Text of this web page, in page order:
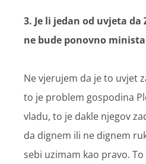
3. Je li jedan od uvjeta
ne bude ponovno
Ne vjerujem da je to uvjet
to je problem gospodina
vladu, to je dakle njegov
da dignem ili ne dignem
sebi uzimam kao pravo.